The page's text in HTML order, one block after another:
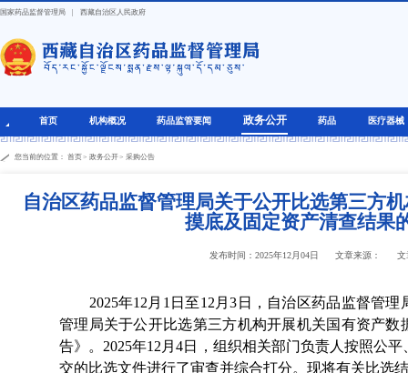
国家药品监督管理局 | 西藏自治区人民政府
首页 机构概况 药品监管要闻 政务公开 药品 医疗器械
您当前的位置： 首页> 政务公开> 采购公告
自治区药品监督管理局关于公开比选第三方
摸底及固定资产清查结果
发布时间：2025年12月04日 文章来源： 文
2025年12月1日至12月3日，自治区药品监督管理
管理局关于公开比选第三方机构开展机关国有资产数
告》。2025年12月4日，组织相关部门负责人按照公
交的比选文件进行了审查并综合打分。现将有关比选